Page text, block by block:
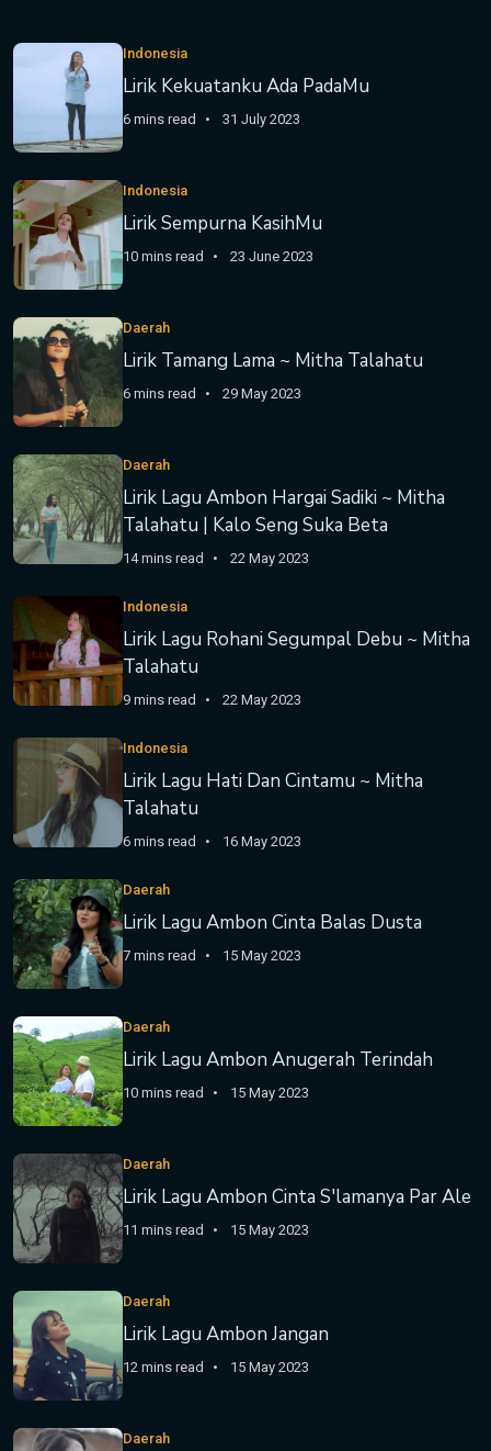
Indonesia
Lirik Kekuatanku Ada PadaMu
6 mins read 31 July 2023
Indonesia
Lirik Sempurna KasihMu
10 mins read 23 June 2023
Daerah
Lirik Tamang Lama ~ Mitha Talahatu
6 mins read 29 May 2023
Daerah
Lirik Lagu Ambon Hargai Sadiki ~ Mitha
Talahatu | Kalo Seng Suka Beta
14 mins read 22 May 2023
Indonesia
Lirik Lagu Rohani Segumpal Debu ~ Mitha
Talahatu
9 mins read 22 May 2023
Indonesia
Lirik Lagu Hati Dan Cintamu ~ Mitha
Talahatu
6 mins read 16 May 2023
Daerah
Lirik Lagu Ambon Cinta Balas Dusta
7 mins read 15 May 2023
Daerah
Lirik Lagu Ambon Anugerah Terindah
10 mins read 15 May 2023
Daerah
Lirik Lagu Ambon Cinta S'lamanya Par Ale
11 mins read 15 May 2023
Daerah
Lirik Lagu Ambon Jangan
12 mins read 15 May 2023
Daerah